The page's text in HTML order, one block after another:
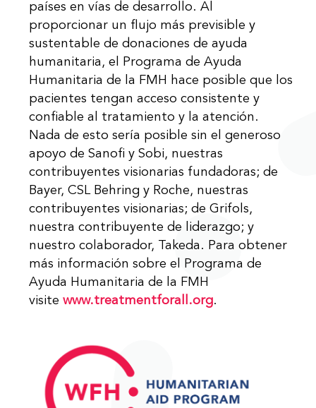
países en vías de desarrollo. Al
proporcionar un flujo más previsible y
sustentable de donaciones de ayuda
humanitaria, el Programa de Ayuda
Humanitaria de la FMH hace posible que los
pacientes tengan acceso consistente y
confiable al tratamiento y la atención.
Nada de esto sería posible sin el generoso
apoyo de Sanofi y Sobi, nuestras
contribuyentes visionarias fundadoras; de
Bayer, CSL Behring y Roche, nuestras
contribuyentes visionarias; de Grifols,
nuestra contribuyente de liderazgo; y
nuestro colaborador, Takeda. Para obtener
más información sobre el Programa de
Ayuda Humanitaria de la FMH
visitewww.treatmentforall.org.